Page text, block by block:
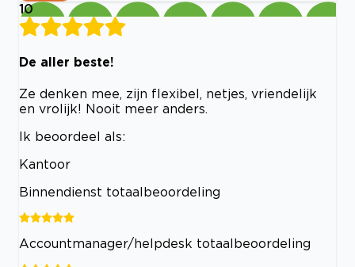
10
De aller beste!
Ze denken mee, zijn flexibel, netjes, vriendelijk
en vrolijk! Nooit meer anders.
Ik beoordeel als:
Kantoor
Binnendienst totaalbeoordeling
Accountmanager/helpdesk totaalbeoordeling